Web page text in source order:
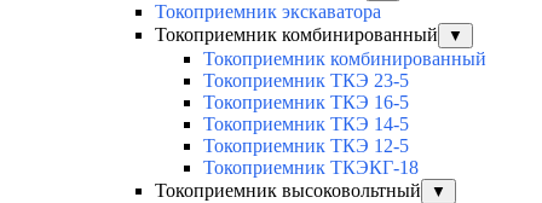
Токоприемник экскаватора
Токоприемник комбинированный
▼
Токоприемник комбинированный
Токоприемник ТКЭ 23-5
Токоприемник ТКЭ 16-5
Токоприемник ТКЭ 14-5
Токоприемник ТКЭ 12-5
Токоприемник ТКЭКГ-18
Токоприемник высоковольтный
▼